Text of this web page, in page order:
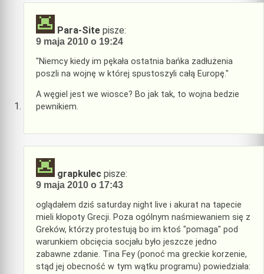
Para-Site pisze:
9 maja 2010 o 19:24
"Niemcy kiedy im pękała ostatnia bańka zadłużenia
poszli na wojnę w której spustoszyli całą Europę."
A węgiel jest we wiosce? Bo jak tak, to wojna bedzie
pewnikiem.
grapkulec pisze:
9 maja 2010 o 17:43
oglądałem dziś saturday night live i akurat na tapecie
mieli kłopoty Grecji. Poza ogólnym naśmiewaniem się z
Greków, którzy protestują bo im ktoś "pomaga" pod
warunkiem obcięcia socjału było jeszcze jedno
zabawne zdanie. Tina Fey (ponoć ma greckie korzenie,
stąd jej obecność w tym wątku programu) powiedziała: